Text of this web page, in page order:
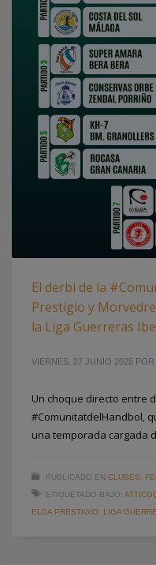
El derbi de la
Prestigio y
la Liga Guerreras
VIERNES, 27 JUNIO 2025 POR
Un choque directo entre
#ComunitatdelHandbol,
una temporada cargada
PUBLICADO EN CLUBES
ETIQUETADO BAJO:
ELDA PRESTIGIO
LIGA